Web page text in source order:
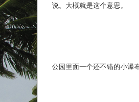
说。大概就是这个意思。
公园里面一个还不错的小瀑